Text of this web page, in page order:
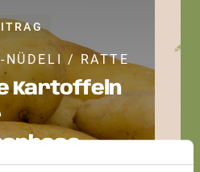
NÜDELI / RATTE
Kartoffeln